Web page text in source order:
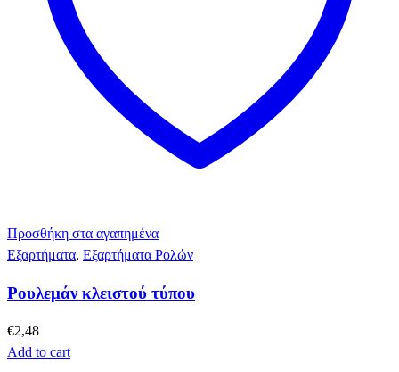
Προσθήκη στα αγαπημένα
Εξαρτήματα, Εξαρτήματα Ρολών
Ρουλεμάν κλειστού τύπου
€2,48
Add to cart